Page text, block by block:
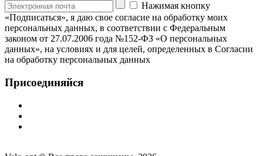
Нажимая кнопку
«Подписаться», я даю свое согласие на обработку моих
персональных данных, в соответствии с Федеральным
законом от 27.07.2006 года №152-ФЗ «О персональных
данных», на условиях и для целей, определенных в Согласии
на обработку персональных данных
Присоединяйся